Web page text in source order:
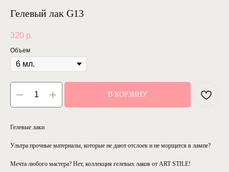
Гелевый лак G13
320 р.
Объем
В КОРЗИНУ
Гелевые лаки
Ультра прочные материалы, которые не дают отслоек и не морщатся в лампе?
Мечта любого мастера? Нет, коллекция гелевых лаков от ART STILE!